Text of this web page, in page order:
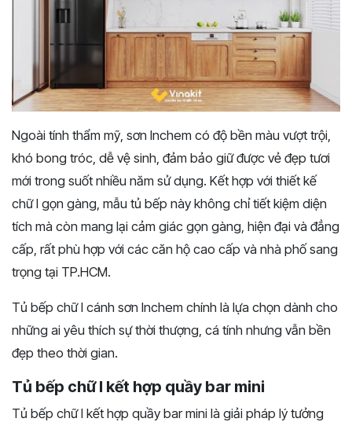
Ngoài tính thẩm mỹ, sơn Inchem có độ bền màu vượt trội,
khó bong tróc, dễ vệ sinh, đảm bảo giữ được vẻ đẹp tươi
mới trong suốt nhiều năm sử dụng. Kết hợp với thiết kế
chữ I gọn gàng, mẫu tủ bếp này không chỉ tiết kiệm diện
tích mà còn mang lại cảm giác gọn gàng, hiện đại và đẳng
cấp, rất phù hợp với các căn hộ cao cấp và nhà phố sang
trọng tại TP.HCM.
Tủ bếp chữ I cánh sơn Inchem chính là lựa chọn dành cho
những ai yêu thích sự thời thượng, cá tính nhưng vẫn bền
đẹp theo thời gian.
Tủ bếp chữ I kết hợp quầy bar mini
Tủ bếp chữ I kết hợp quầy bar mini là giải pháp lý tưởng